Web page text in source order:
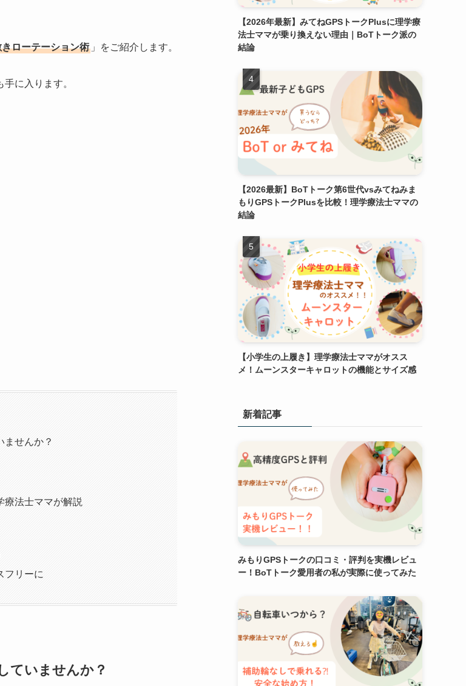
ローテーション術 」をご紹介します。
に入ります。
ませんか？
療法士ママが解説
フリーに
ていませんか？
【2026年最新】みてねGPSトークPlusに理学療
法士ママが乗り換えない理由｜BoTトーク派の
結論
【2026最新】BoTトーク第6世代vsみてねみま
もりGPSトークPlusを比較！理学療法士ママの
結論
【小学生の上履き】理学療法士ママがオスス
メ！ムーンスターキャロットの機能とサイズ感
新着記事
みもりGPSトークの口コミ・評判を実機レビュ
ー！BoTトーク愛用者の私が実際に使ってみた